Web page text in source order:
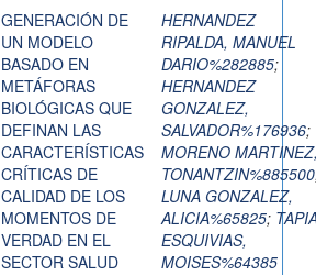
GENERACIÓN DE
UN MODELO
BASADO EN
METÁFORAS
BIOLÓGICAS QUE
DEFINAN LAS
CARACTERÍSTICAS
CRÍTICAS DE
CALIDAD DE LOS
MOMENTOS DE
VERDAD EN EL
SECTOR SALUD
HERNANDEZ
RIPALDA, MANUEL
DARIO%282885;
HERNANDEZ
GONZALEZ,
SALVADOR%176936;
MORENO
TONANTZIN%885500
LUNA GONZALEZ,
ALICIA%65825;
ESQUIVIAS,
MOISES%64385